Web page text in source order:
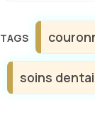
Étiquettes
soins